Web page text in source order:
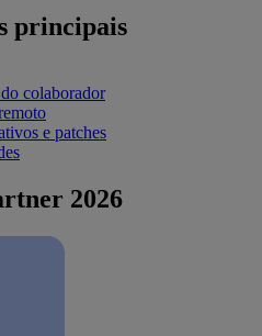
principais
colaborador
e patches
2026